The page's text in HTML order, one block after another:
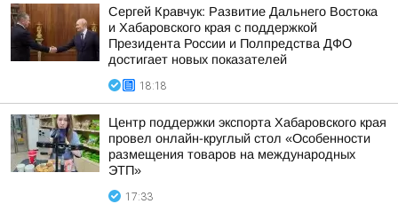
Сергей Кравчук: Развитие Дальнего Востока
и Хабаровского края с поддержкой
Президента России и Полпредства ДФО
достигает новых показателей
18:18
Центр поддержки экспорта Хабаровского края
провел онлайн-круглый стол «Особенности
размещения товаров на международных
ЭТП»
17:33